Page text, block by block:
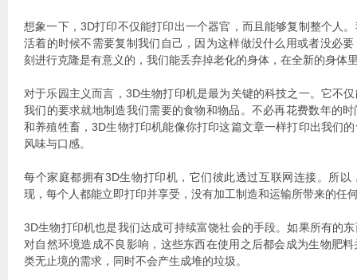
想象一下，3D打印不仅能打印出一个器官，而且能够复制整个人
活着的时候不需要复制我们自己，因为这样做没什么用或者没必
刻进行克隆是有意义的，我们能丢弃掉老化的身体，在全新的身体
对于乐园主义而言，3D生物打印机是最为关键的科技之一。它不
我们的要求就地制造我们需要的食物和物品。不必再花费数年的
和养殖牲畜，3D生物打印机能像你打印这篇文章一样打印出我们
风味与口感。
每个家庭都拥有3D生物打印机，它们彼此透过互联网连接。所以
现，每个人都能立即打印并享受，没有加工制造和运输所带来的任
3D生物打印机也是我们达成可持续富饶社会的手段。如果所有的
对自然环境造成不良影响，这些东西在使用之后都会成为生物肥
类无止境的需求，同时不会产生成堆的垃圾。